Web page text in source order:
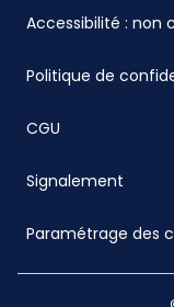
Accessibilité : non
Politique de
CGU
Signalement
Paramétrage des